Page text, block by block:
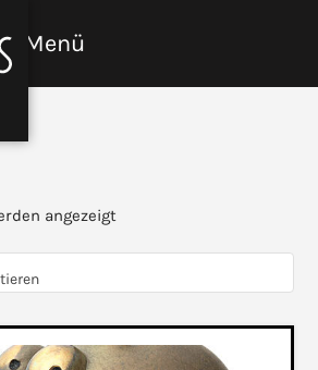
Menü
angezeigt
Aktualität
sortiert